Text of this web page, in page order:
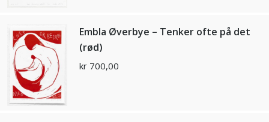
Embla Øverbye – Tenker ofte på det
(rød)
kr 700,00